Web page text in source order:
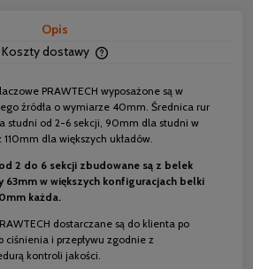
Opis
Koszty dostawy
płatności
PRAWTECH wyposażone są w
źródła o wymiarze 40mm. Średnica rur
studni od 2-6 sekcji, 90mm dla studni w
dla większych układów.
2 do 6 sekcji zbudowane są z belek
63mm w większych konfiguracjach belki
każda.
dostarczane są do klienta po
ciśnienia i przepływu zgodnie z
kontroli jakości.